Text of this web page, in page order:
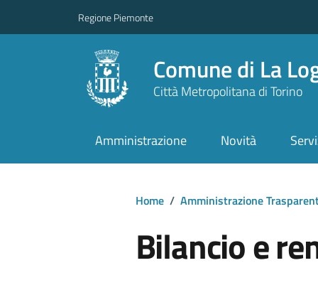
Regione Piemonte
Comune di La
Città Metropolitana di Torino
Amministrazione Novità
Home / Amministrazione
Bilancio e